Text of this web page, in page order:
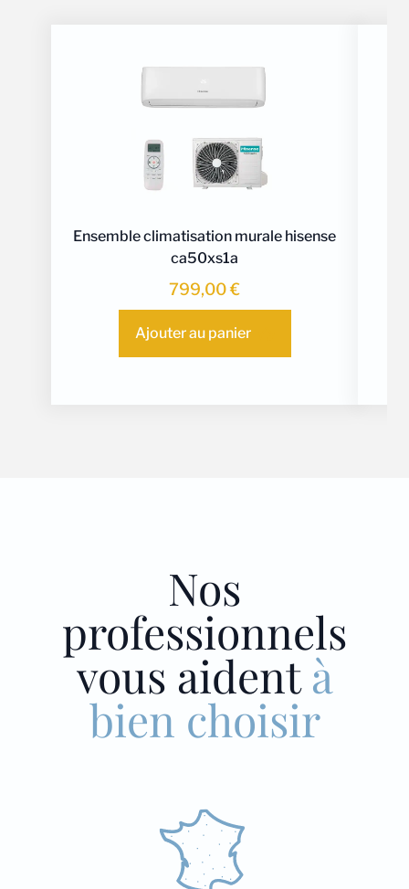
Ensemble climatisation murale hisense
ca50xs1a
799,00€
Ajouter au panier
Nos
professionnels
vous aidentà
bien choisir